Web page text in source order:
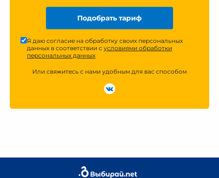
Подобрать тариф
Я даю согласие на обработку своих персональных
данных в соответствии с условиями обработки
персональных данных
Или свяжитесь с нами удобным для вас способом